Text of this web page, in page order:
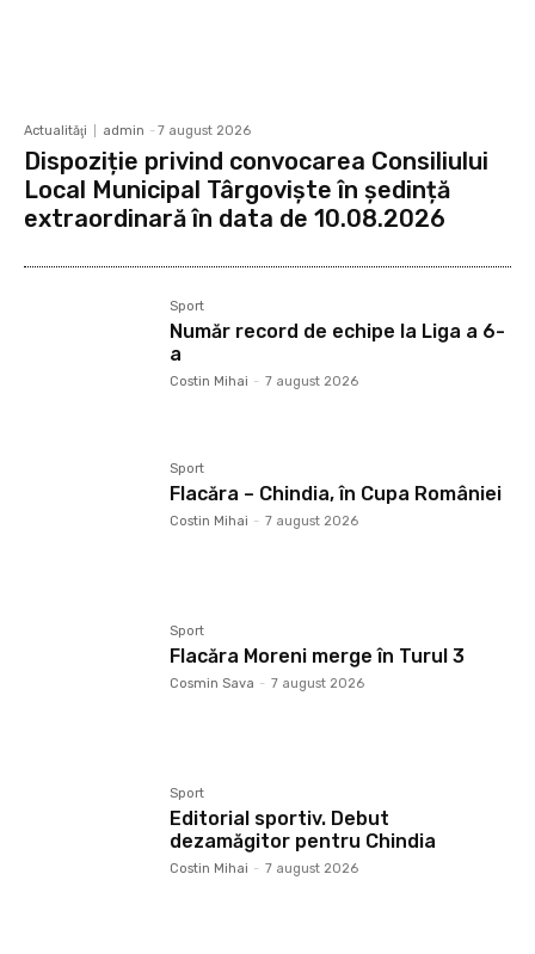
Actualităţi admin - 7 august 2026
Dispoziție privind convocarea Consiliului
Local Municipal Târgoviște în ședință
extraordinară în data de 10.08.2026
Sport
Număr record de echipe la Liga a 6-
a
Costin Mihai - 7 august 2026
Sport
Flacăra – Chindia, în Cupa României
Costin Mihai - 7 august 2026
Sport
Flacăra Moreni merge în Turul 3
Cosmin Sava - 7 august 2026
Sport
Editorial sportiv. Debut
dezamăgitor pentru Chindia
Costin Mihai - 7 august 2026